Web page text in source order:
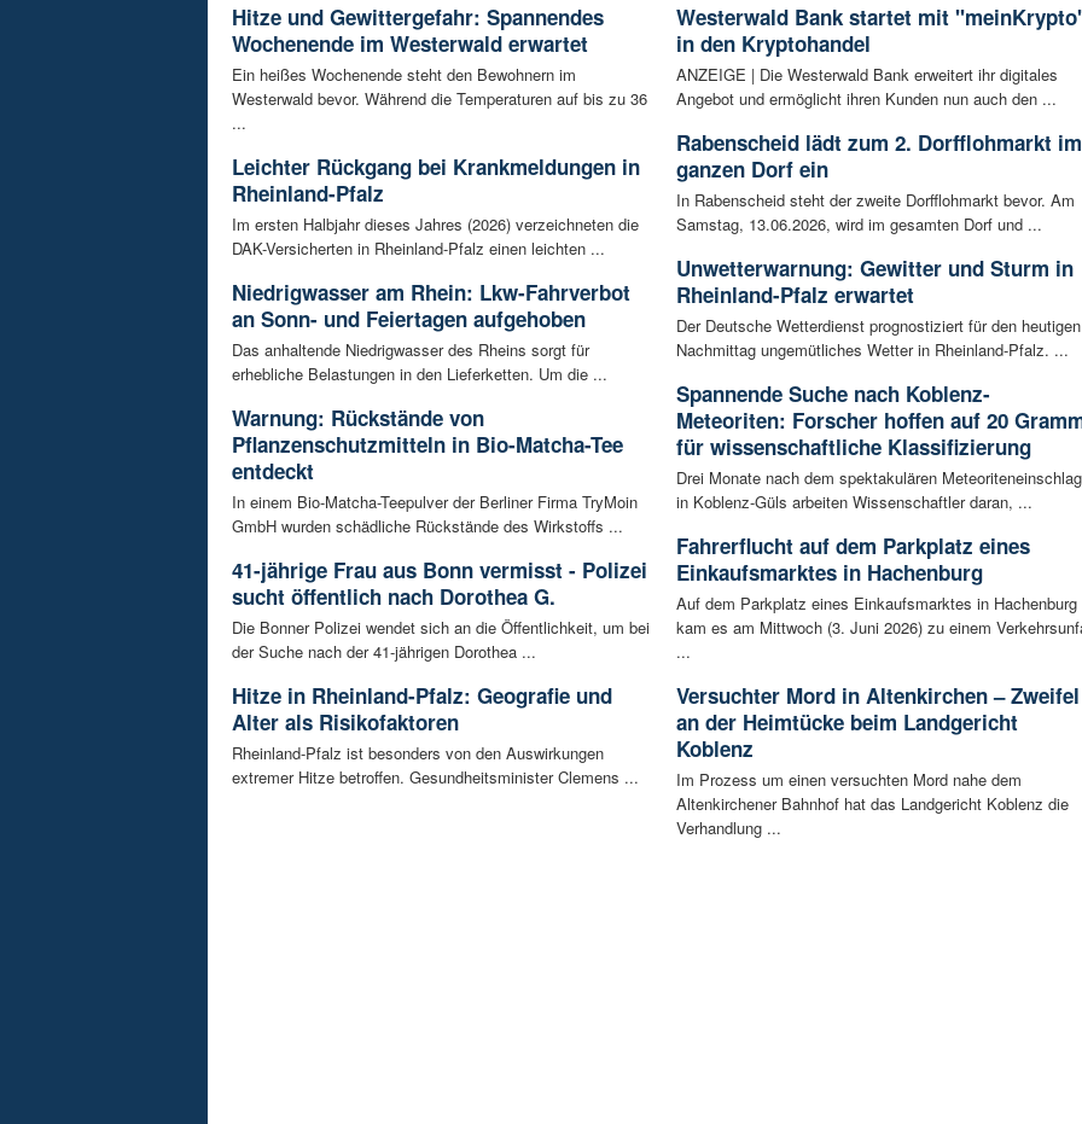
Hitze und Gewittergefahr: Spannendes
Wochenende im Westerwald erwartet
Ein heißes Wochenende steht den Bewohnern im
Westerwald bevor. Während die Temperaturen auf bis zu 36
...
Leichter Rückgang bei Krankmeldungen in
Rheinland-Pfalz
Im ersten Halbjahr dieses Jahres (2026) verzeichneten die
DAK-Versicherten in Rheinland-Pfalz einen leichten ...
Niedrigwasser am Rhein: Lkw-Fahrverbot
an Sonn- und Feiertagen aufgehoben
Das anhaltende Niedrigwasser des Rheins sorgt für
erhebliche Belastungen in den Lieferketten. Um die ...
Warnung: Rückstände von
Pflanzenschutzmitteln in Bio-Matcha-Tee
entdeckt
In einem Bio-Matcha-Teepulver der Berliner Firma TryMoin
GmbH wurden schädliche Rückstände des Wirkstoffs ...
41-jährige Frau aus Bonn vermisst - Polizei
sucht öffentlich nach Dorothea G.
Die Bonner Polizei wendet sich an die Öffentlichkeit, um bei
der Suche nach der 41-jährigen Dorothea ...
Hitze in Rheinland-Pfalz: Geografie und
Alter als Risikofaktoren
Rheinland-Pfalz ist besonders von den Auswirkungen
extremer Hitze betroffen. Gesundheitsminister Clemens ...
Westerwald Bank startet mit
in den Kryptohandel
ANZEIGE | Die Westerwald Bank erweitert ihr digitales
Angebot und ermöglicht ihren Kunden nun auch den ...
Rabenscheid lädt zum 2. Dorfflohmarkt im
ganzen Dorf ein
In Rabenscheid steht der zweite Dorfflohmarkt bevor. Am
Samstag, 13.06.2026, wird im gesamten Dorf und ...
Unwetterwarnung: Gewitter und Sturm in
Rheinland-Pfalz erwartet
Der Deutsche Wetterdienst prognostiziert für den heutigen
Nachmittag ungemütliches Wetter in Rheinland-Pfalz. ...
Spannende Suche nach Koblenz-
Meteoriten: Forscher hoffen auf 20
für wissenschaftliche Klassifizierung
Drei Monate nach dem spektakulären Meteoriteneinschlag
in Koblenz-Güls arbeiten Wissenschaftler daran, ...
Fahrerflucht auf dem Parkplatz eines
Einkaufsmarktes in Hachenburg
Auf dem Parkplatz eines Einkaufsmarktes in Hachenburg
kam es am Mittwoch (3. Juni 2026) zu einem
...
Versuchter Mord in Altenkirchen – Zweifel
an der Heimtücke beim Landgericht
Koblenz
Im Prozess um einen versuchten Mord nahe dem
Altenkirchener Bahnhof hat das Landgericht Koblenz die
Verhandlung ...